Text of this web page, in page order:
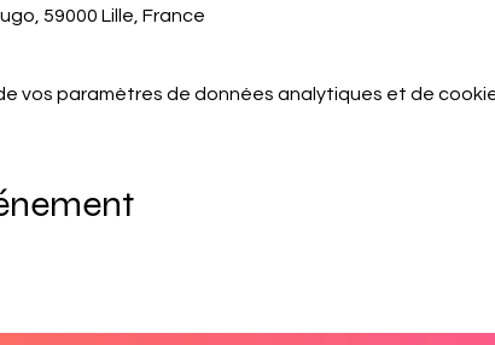
59000 Lille, France
vos paramètres de données analytiques et de